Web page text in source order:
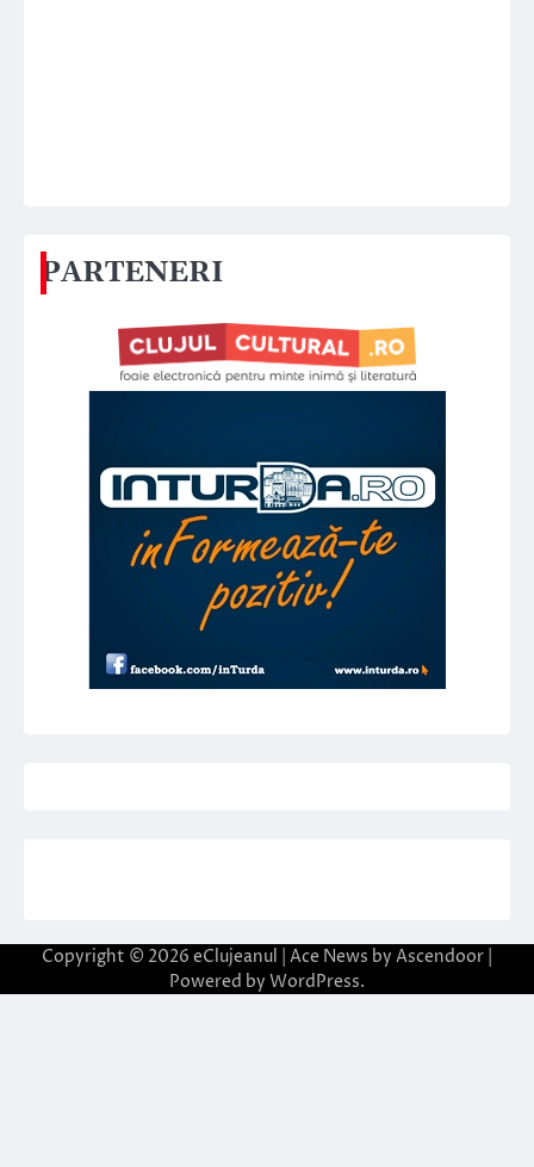
PARTENERI
Copyright © 2026 eClujeanul | Ace News by Ascendoor
Powered by WordPress.